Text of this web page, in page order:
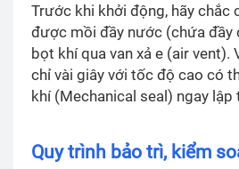
Trước khi khởi động, hãy chắc
được mồi đầy nước (chứa đầy
bọt khí qua van xả e (air vent).
chỉ vài giây với tốc độ cao có
khí (Mechanical seal) ngay lập
Quy trình bảo trì, kiểm